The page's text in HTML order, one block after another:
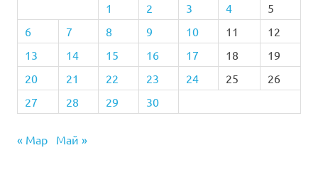
1
2 3 4
5
6
7 8 9 10 11
12
13
14 15 16 17 18
19
20
21 22 23 24 25
26
27
28 29 30
« Мар Май »